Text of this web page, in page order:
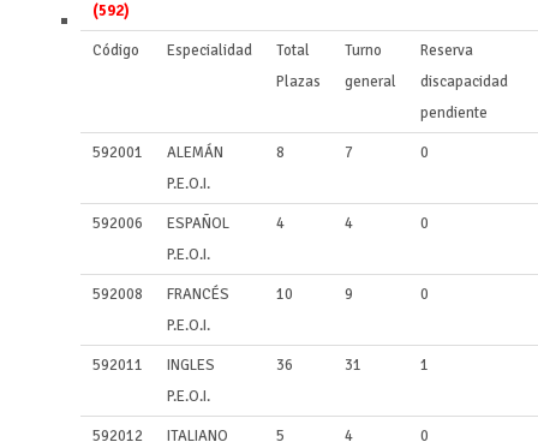
(592)
Código Especialidad
Total
Plazas
Turno
general
Reserva
discapacidad
pendiente
592001
ALEMÁN
P.E.O.I.
8 7 0
592006
ESPAÑOL
P.E.O.I.
4 4 0
592008
FRANCÉS
P.E.O.I.
10 9 0
592011
INGLES
P.E.O.I.
36 31 1
592012
ITALIANO
5 4 0